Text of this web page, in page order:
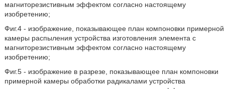
магниторезистивным эффектом согласно настоящему
изобретению;
Фиг.4 - изображение, показывающее план компоновки примерной
камеры распыления устройства изготовления элемента с
магниторезистивным эффектом согласно настоящему
изобретению;
Фиг.5 - изображение в разрезе, показывающее план компоновки
примерной камеры обработки радикалами устройства